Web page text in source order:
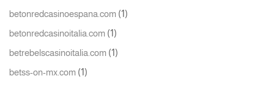
betonredcasinoespana.com (1)
betonredcasinoitalia.com (1)
betrebelscasinoitalia.com (1)
betss-on-mx.com (1)